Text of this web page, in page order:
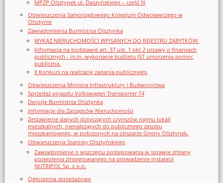
MPZP Olsztynek ul. Daszyńskiego – część III
Obwieszczenia Samorządowego Kolegium Odwoławczego w
Olsztynie
Zawiadomienia Burmistrza Olsztynka
WYKAZ NIERUCHOMOŚCI WPISANYCH DO REJESTRU ZABYTKÓW.
Informacja na podstawie art. 37 ust. 1 pkt 2 ustawy o finansach
publicznych - m.in. wykonanie budżetu JST umorzenia pomoc
publiczna.
II Konkurs na realizację zadania publicznego
Obwieszczenia Ministra Infrastruktury i Budwonictwa
Sprzedaż pojazdu Volkswagen Transporter T4
Decyzje Burmistrza Olsztynka
Informacje dla Zarządców Nieruchomości
Zestawienie danych dotyczących czynszów najmu lokali
mieszkalnych, nienależących do publicznego zasobu
mieszkaniowego, w położonych na obszarze Gminy Olsztynek.
Obwieszczenia Starosty Olsztyńskiego
Zawiadomienie o wszczęciu postępowania w sprawie zmiany
pozwolenia zintegrowanego na prowadzenie instalacji
NUTRIPOL Sp. z o.o.
Ogłoszenia sprzedażowe